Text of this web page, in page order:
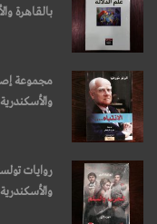
بالقاهرة
مجموعة
والأسكندرية
روايات
والأسكندرية